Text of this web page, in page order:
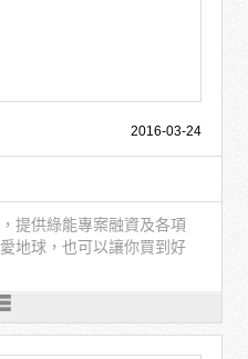
2016-03-24
提供綠能專案融資及各項
地球，也可以讓你買到好